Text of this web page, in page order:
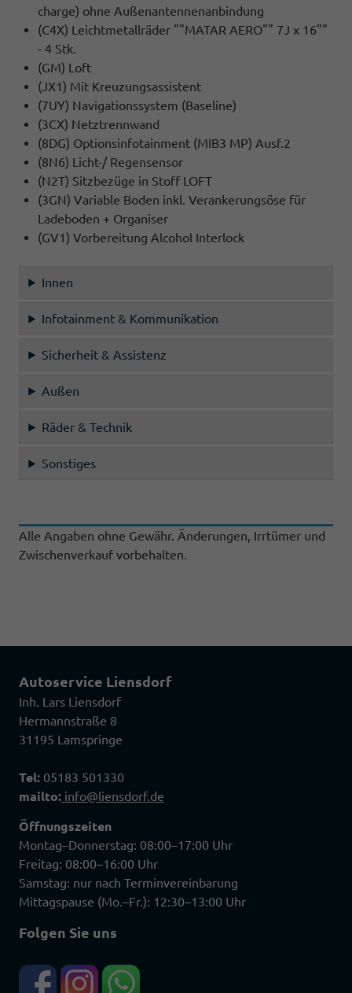
charge) ohne Außenantennenanbindung
(C4X) Leichtmetallräder ""MATAR AERO"" 7J x 16""
- 4 Stk.
(GM) Loft
(JX1) Mit Kreuzungsassistent
(7UY) Navigationssystem (Baseline)
(3CX) Netztrennwand
(8DG) Optionsinfotainment (MIB3 MP) Ausf.2
(8N6) Licht-/ Regensensor
(N2T) Sitzbezüge in Stoff LOFT
(3GN) Variable Boden inkl. Verankerungsöse für
Ladeboden + Organiser
(GV1) Vorbereitung Alcohol Interlock
Innen
Infotainment & Kommunikation
Sicherheit & Assistenz
Außen
Räder & Technik
Sonstiges
Alle Angaben ohne Gewähr. Änderungen, Irrtümer und
Zwischenverkauf vorbehalten.
Autoservice Liensdorf
Inh. Lars Liensdorf
Hermannstraße 8
31195 Lamspringe
Tel: 05183 501330
mailto: info@liensdorf.de
Öffnungszeiten
Montag–Donnerstag: 08:00–17:00 Uhr
Freitag: 08:00–16:00 Uhr
Samstag: nur nach Terminvereinbarung
Mittagspause (Mo.–Fr.): 12:30–13:00 Uhr
Folgen Sie uns